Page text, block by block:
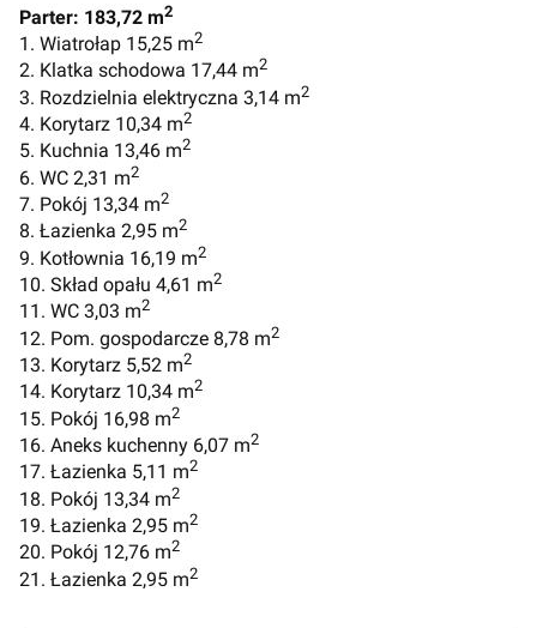
Parter: 183,72 m2
1. Wiatrołap 15,25 m2
2. Klatka schodowa 17,44 m2
3. Rozdzielnia elektryczna 3,14 m2
4. Korytarz 10,34 m2
5. Kuchnia 13,46 m2
6. WC 2,31 m2
7. Pokój 13,34 m2
8. Łazienka 2,95 m2
9. Kotłownia 16,19 m2
10. Skład opału 4,61 m2
11. WC 3,03 m2
12. Pom. gospodarcze 8,78 m2
13. Korytarz 5,52 m2
14. Korytarz 10,34 m2
15. Pokój 16,98 m2
16. Aneks kuchenny 6,07 m2
17. Łazienka 5,11 m2
18. Pokój 13,34 m2
19. Łazienka 2,95 m2
20. Pokój 12,76 m2
21. Łazienka 2,95 m2